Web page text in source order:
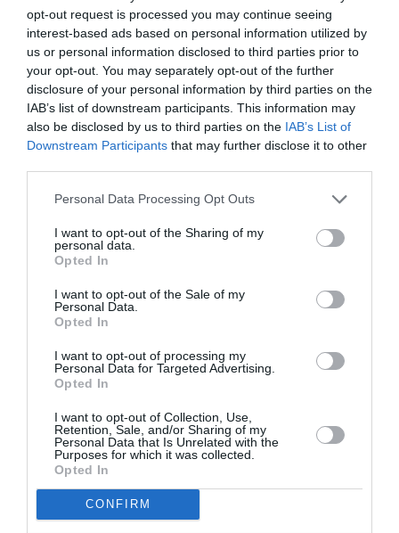
opt-out request is processed you may continue seeing
interest-based ads based on personal information utilized by
us or personal information disclosed to third parties prior to
your opt-out. You may separately opt-out of the further
disclosure of your personal information by third parties on the
IAB’s list of downstream participants. This information may
also be disclosed by us to third parties on the IAB’s List of
Downstream Participants that may further disclose it to other
Personal Data Processing Opt Outs
I want to opt-out of the Sharing of my
personal data.
Opted In
I want to opt-out of the Sale of my
Personal Data.
Opted In
I want to opt-out of processing my
Personal Data for Targeted Advertising.
Opted In
I want to opt-out of Collection, Use,
Retention, Sale, and/or Sharing of my
Personal Data that Is Unrelated with the
Purposes for which it was collected.
Opted In
CONFIRM
“Στη ζωή νωρίς
νυχτώνει”: Κοινή
η ευάλωτη μοίρα
των λαών
Λογοτεχνικός
περίπατος: «Στα
βήματα των
ηρώων της
Ελένης
Πριοβόλου»
ΒΙΒΛΙΟ / ΝΕΕΣ ΕΚΔΟΣΕΙΣ
Η Καραμέλα –
Ελένη Πριοβόλου
ΒΙΒΛΙΟ / ΝΕΑ
H Ελένη
Πριοβόλου στην
Βιβλιοθήκη του
Δήμου Αθηναίωv
ΒΙΒΛΙΟ / REVIEWS
Μετά φόβου –
Πριοβόλου:
Κριτική βιβλίου